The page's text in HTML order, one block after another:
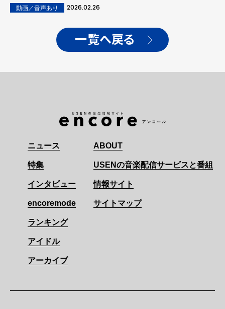
動画／音声あり 2026.02.26
一覧へ戻る
ニュース
特集
インタビュー
encoremode
ランキング
アイドル
アーカイブ
ABOUT
USENの音楽配信サービスと番組
情報サイト
サイトマップ